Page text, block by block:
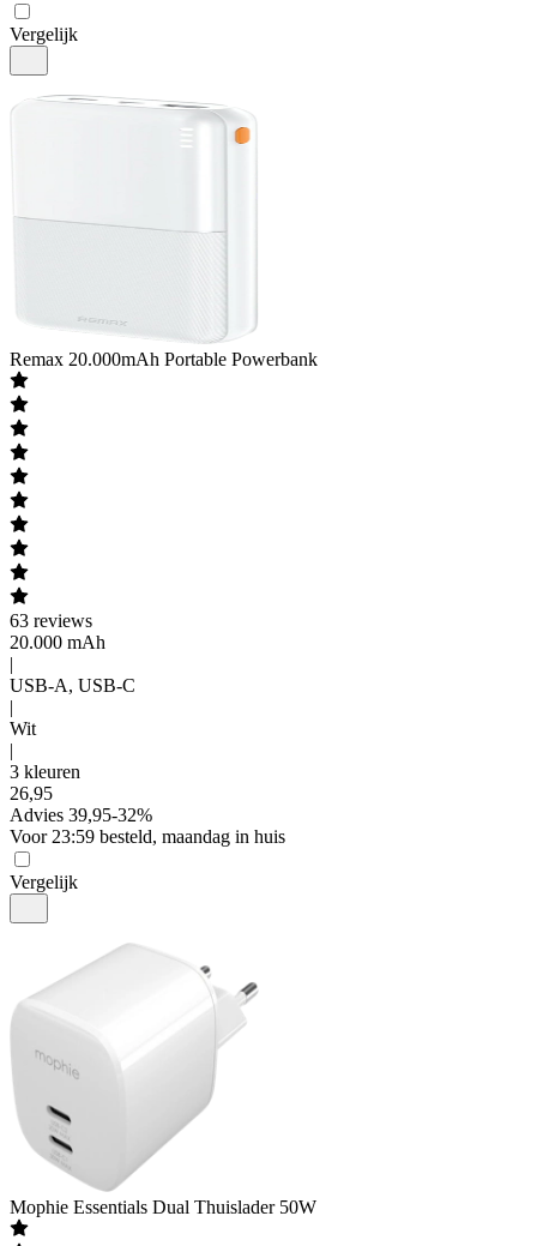
Vergelijk
Remax 20.000mAh Portable Powerbank
63 reviews
20.000 mAh
|
USB-A, USB-C
|
Wit
|
3 kleuren
26,95
Advies 39,95-32%
Voor 23:59 besteld, maandag in huis
Vergelijk
Mophie Essentials Dual Thuislader 50W